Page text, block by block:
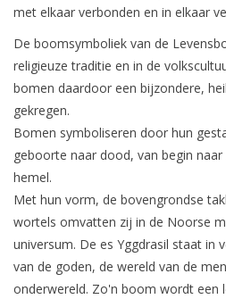
met elkaar verbonden en in elkaar
De boomsymboliek van de
religieuze traditie en in de
bomen daardoor een bijzondere,
gekregen.
Bomen symboliseren door hun
geboorte naar dood, van begin
hemel.
Met hun vorm, de bovengrondse
wortels omvatten zij in de Noorse
universum. De es Yggdrasil staat in
van de goden, de wereld van de
onderwereld. Zo'n boom wordt een